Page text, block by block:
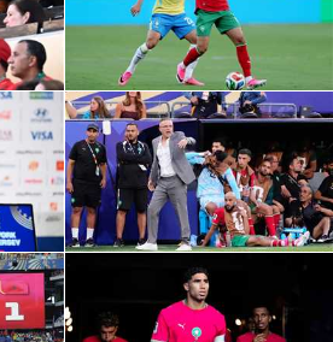
كرة طائرة
الوطن العربي
رياضة نسائية
آسيا
ركن الألعاب